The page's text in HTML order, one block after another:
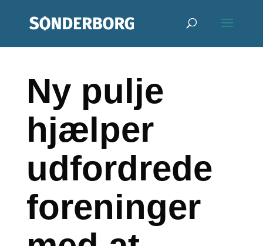
Ny pulje
hjælper
udfordrede
foreninger